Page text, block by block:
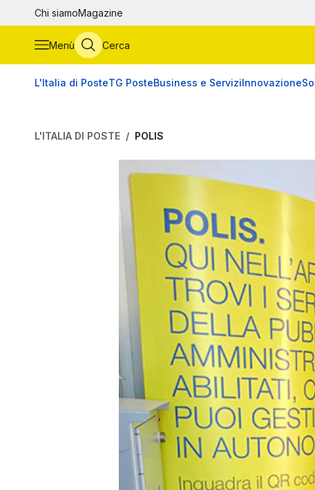
Vai al contenuto principale
Chi siamoMagazine
Menù Cerca
L'Italia di PosteTG PosteBusiness e ServiziInnovazione
L'ITALIA DI POSTE POLIS